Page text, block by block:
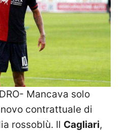
Mancava solo
contrattuale di
rossoblù. Il Cagliari,